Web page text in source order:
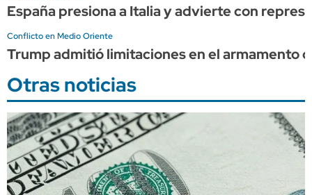
España presiona a Italia y advierte con
Conflicto en Medio Oriente
Trump admitió limitaciones en el armamento
Otras noticias